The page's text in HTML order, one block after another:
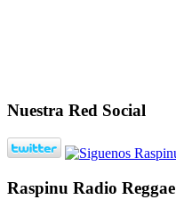
Nuestra Red Social
Raspinu Radio Reggae